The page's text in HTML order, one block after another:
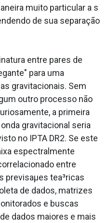
muito particular a s
de sua separação
entre pares de
para uma
gravitacionais. Sem
outro processo não
a primeira
gravitacional seria
no IPTA DR2. Se este
espectralmente
entre
previsaµes tea³ricas
de dados, matrizes
e buscas
dados maiores e mais